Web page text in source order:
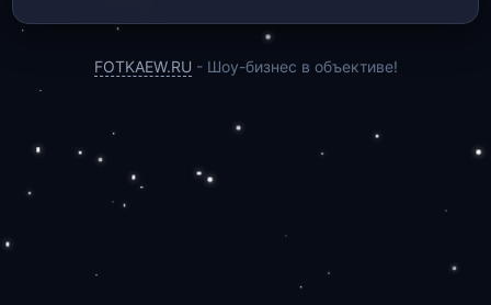
FOTKAEW.RU - Шоу-бизнес в объективе!